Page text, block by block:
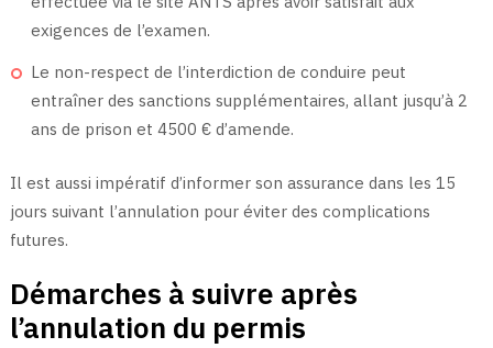
exigences de l’examen.
Le non-respect de l’interdiction de conduire peut
entraîner des sanctions supplémentaires, allant jusqu’à 2
ans de prison et 4500 € d’amende.
Il est aussi impératif d’informer son assurance dans les 15
jours suivant l’annulation pour éviter des complications
futures.
Démarches à suivre après
l’annulation du permis